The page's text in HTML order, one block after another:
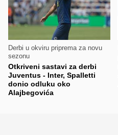
Derbi u okviru priprema za novu
sezonu
Otkriveni sastavi za derbi
Juventus - Inter, Spalletti
donio odluku oko
Alajbegovića